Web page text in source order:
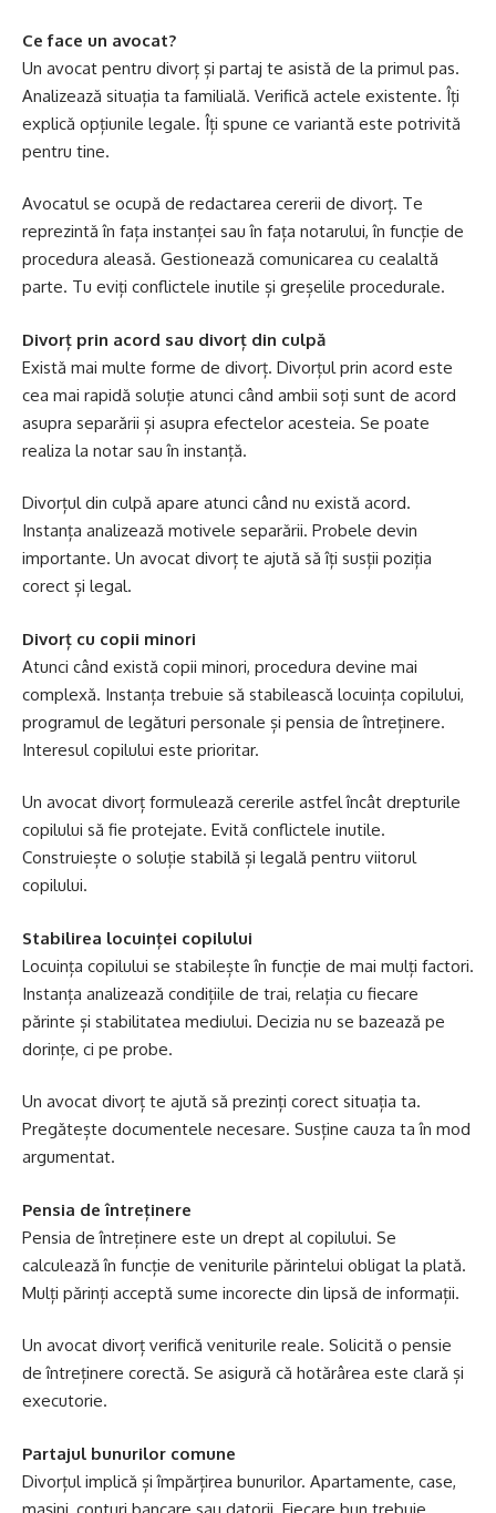
Ce face un avocat?
Un avocat pentru divorț și partaj te asistă de la primul pas.
Analizează situația ta familială. Verifică actele existente. Îți
explică opțiunile legale. Îți spune ce variantă este potrivită
pentru tine.
Avocatul se ocupă de redactarea cererii de divorț. Te
reprezintă în fața instanței sau în fața notarului, în funcție de
procedura aleasă. Gestionează comunicarea cu cealaltă
parte. Tu eviți conflictele inutile și greșelile procedurale.
Divorț prin acord sau divorț din culpă
Există mai multe forme de divorț. Divorțul prin acord este
cea mai rapidă soluție atunci când ambii soți sunt de acord
asupra separării și asupra efectelor acesteia. Se poate
realiza la notar sau în instanță.
Divorțul din culpă apare atunci când nu există acord.
Instanța analizează motivele separării. Probele devin
importante. Un avocat divorț te ajută să îți susții poziția
corect și legal.
Divorț cu copii minori
Atunci când există copii minori, procedura devine mai
complexă. Instanța trebuie să stabilească locuința copilului,
programul de legături personale și pensia de întreținere.
Interesul copilului este prioritar.
Un avocat divorț formulează cererile astfel încât drepturile
copilului să fie protejate. Evită conflictele inutile.
Construiește o soluție stabilă și legală pentru viitorul
copilului.
Stabilirea locuinței copilului
Locuința copilului se stabilește în funcție de mai mulți factori.
Instanța analizează condițiile de trai, relația cu fiecare
părinte și stabilitatea mediului. Decizia nu se bazează pe
dorințe, ci pe probe.
Un avocat divorț te ajută să prezinți corect situația ta.
Pregătește documentele necesare. Susține cauza ta în mod
argumentat.
Pensia de întreținere
Pensia de întreținere este un drept al copilului. Se
calculează în funcție de veniturile părintelui obligat la plată.
Mulți părinți acceptă sume incorecte din lipsă de informații.
Un avocat divorț verifică veniturile reale. Solicită o pensie
de întreținere corectă. Se asigură că hotărârea este clară și
executorie.
Partajul bunurilor comune
Divorțul implică și împărțirea bunurilor. Apartamente, case,